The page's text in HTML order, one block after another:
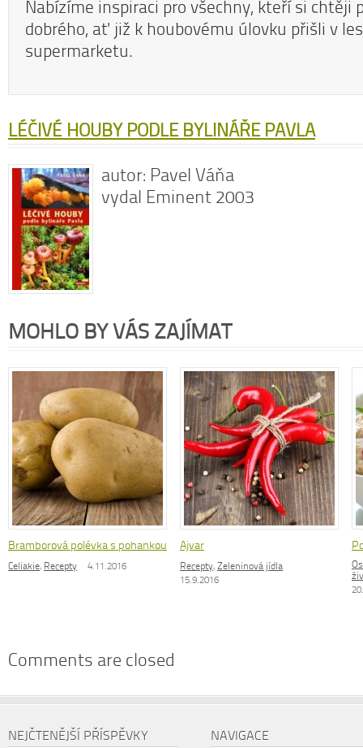
Nabízíme inspiraci pro všechny, kteří si chtěji
dobrého, ať již k houbovému úlovku přišli v
supermarketu.
LÉČIVÉ HOUBY PODLE BYLINÁŘE PAVLA
autor: Pavel Váňa
vydal Eminent 2003
MOHLO BY VÁS ZAJÍMAT
Bramborová polévka s pohankou
Celiakie, Recepty 4.11.2016
Ajvar
Recepty, Zeleninová jídla
15.9.2016
Comments are closed
NEJČTENĚJŠÍ PŘÍSPĚVKY NAVIGACE